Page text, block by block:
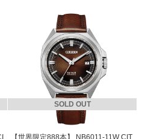
SOLD OUT
【世界限定888本】 NB6011-11W CIT